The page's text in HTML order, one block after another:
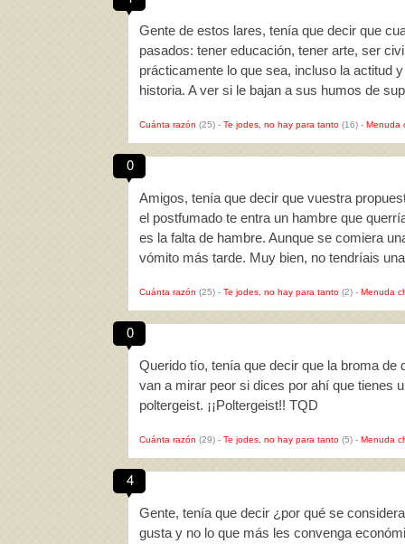
Gente de estos lares, tenía que decir que
pasados: tener educación, tener arte, ser
prácticamente lo que sea, incluso la actitud
historia. A ver si le bajan a sus humos de
Cuánta razón (25) - Te jodes, no hay para tanto (16) - Menuda
0
Amigos, tenía que decir que vuestra
el postfumado te entra un hambre que
es la falta de hambre. Aunque se comiera
vómito más tarde. Muy bien, no tendríais
Cuánta razón (25) - Te jodes, no hay para tanto (2) - Menuda
0
Querido tío, tenía que decir que la broma
van a mirar peor si dices por ahí que tienes
poltergeist. ¡¡Poltergeist!! TQD
Cuánta razón (29) - Te jodes, no hay para tanto (5) - Menuda
4
Gente, tenía que decir ¿por qué se
gusta y no lo que más les convenga